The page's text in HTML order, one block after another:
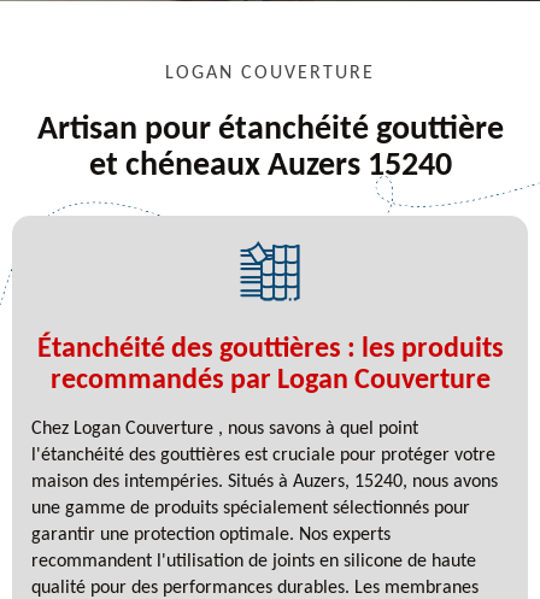
LOGAN COUVERTURE
Artisan pour étanchéité gouttière
et chéneaux Auzers 15240
Étanchéité des gouttières : les produits
recommandés par Logan Couverture
Chez Logan Couverture , nous savons à quel point
l'étanchéité des gouttières est cruciale pour protéger votre
maison des intempéries. Situés à Auzers, 15240, nous avons
une gamme de produits spécialement sélectionnés pour
garantir une protection optimale. Nos experts
recommandent l'utilisation de joints en silicone de haute
qualité pour des performances durables. Les membranes